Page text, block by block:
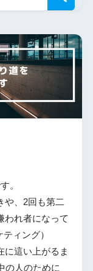
。
や、2回も第二
われ者になって
ィング）
に這い上がるま
の人のために